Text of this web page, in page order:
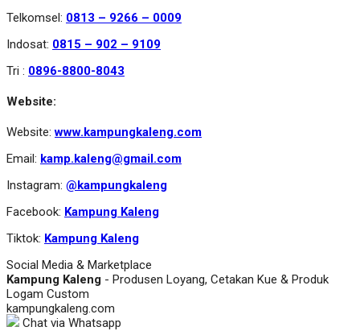
Telkomsel: 0813 – 9266 – 0009
Indosat: 0815 – 902 – 9109
Tri : 0896-8800-8043
Website:
Website:www.kampungkaleng.com
Email: kamp.kaleng@gmail.com
Instagram: @kampungkaleng
Facebook: Kampung Kaleng
Tiktok: Kampung Kaleng
Social Media & Marketplace
Kampung Kaleng - Produsen Loyang, Cetakan Kue & Produk
Logam Custom
kampungkaleng.com
Chat via Whatsapp